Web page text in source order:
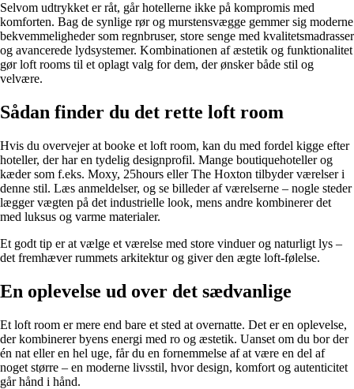
Selvom udtrykket er råt, går hotellerne ikke på kompromis med
komforten. Bag de synlige rør og murstensvægge gemmer sig moderne
bekvemmeligheder som regnbruser, store senge med kvalitetsmadrasser
og avancerede lydsystemer. Kombinationen af æstetik og funktionalitet
gør loft rooms til et oplagt valg for dem, der ønsker både stil og
velvære.
Sådan finder du det rette loft room
Hvis du overvejer at booke et loft room, kan du med fordel kigge efter
hoteller, der har en tydelig designprofil. Mange boutiquehoteller og
kæder som f.eks. Moxy, 25hours eller The Hoxton tilbyder værelser i
denne stil. Læs anmeldelser, og se billeder af værelserne – nogle steder
lægger vægten på det industrielle look, mens andre kombinerer det
med luksus og varme materialer.
Et godt tip er at vælge et værelse med store vinduer og naturligt lys –
det fremhæver rummets arkitektur og giver den ægte loft-følelse.
En oplevelse ud over det sædvanlige
Et loft room er mere end bare et sted at overnatte. Det er en oplevelse,
der kombinerer byens energi med ro og æstetik. Uanset om du bor der
én nat eller en hel uge, får du en fornemmelse af at være en del af
noget større – en moderne livsstil, hvor design, komfort og autenticitet
går hånd i hånd.